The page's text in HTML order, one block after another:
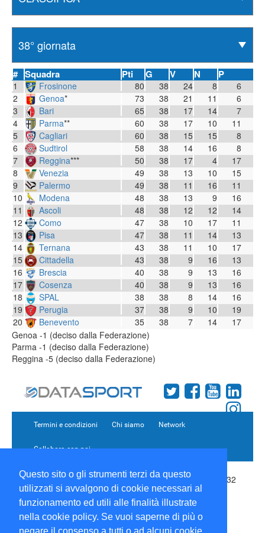
Questo sito o gli strumenti terzi da questo
utilizzati si avvalgono di cookie necessari al
funzionamento ed utili alle finalità illustrate
nella cookie policy. Se vuoi saperne di più o
# Squadra Pti G V N P
1 Frosinone 80 38 24 8
6
2
Genoa* 73 38 21 11
6
3
Bari 65 38 17 14
7
4
Parma** 60 38 17 10
11
5
Cagliari 60 38 15 15
8
6
Sudtirol 58 38 14 16
8
7
Reggina*** 50 38 17 4
17
8
Venezia 49 38 13 10
15
9
Palermo 49 38 11 16
11
10
Modena 48 38 13 9
16
11
Ascoli 48 38 12 12
14
12
Como 47 38 10 17
11
13
Pisa 47 38 11 14
13
14
Ternana 43 38 11 10
17
15
Cittadella 43 38 9 16
13
16
Brescia 40 38 9 13
16
17
Cosenza 40 38 9 13
16
18
SPAL 38 38 8 14
16
19
Perugia 37 38 9 10
19
20
Benevento 35 38 7 14
17
Genoa -1 (deciso dalla Federazione)
Parma -1 (deciso dalla Federazione)
Reggina -5 (deciso dalla Federazione)
Termini e condizioni Chi siamo Network
Collabora con noi
Copyright 1995-2026 ©Wise SrlVia Palmanova 8 20132
Milano Italia - P. IVA 09072090963 | ISSN: 2499-2925
(DataSport DS)
Informazioni e richieste di pubblicità:Commerciale
Direttore Responsabile:Sergio Angelo Chiesa|